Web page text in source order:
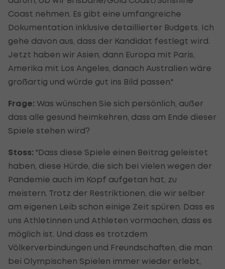
Coast nehmen. Es gibt eine umfangreiche
Dokumentation inklusive detaillierter Budgets. Ich
gehe davon aus, dass der Kandidat festlegt wird.
Jetzt haben wir Asien, dann Europa mit Paris,
Amerika mit Los Angeles, danach Australien wäre
großartig und würde gut ins Bild passen."
Frage: Was wünschen Sie sich persönlich, außer
dass alle gesund heimkehren, dass am Ende dieser
Spiele stehen wird?
Stoss: "Dass diese Spiele einen Beitrag geleistet
haben, diese Hürde, die sich bei vielen wegen der
Pandemie auch im Kopf aufgetan hat, zu
meistern. Trotz der Restriktionen, die wir selber
am eigenen Leib schon einige Zeit spüren. Dass es
uns Athletinnen und Athleten vormachen, dass es
möglich ist. Und dass es trotzdem
Völkerverbindungen und Freundschaften, die man
bei Olympischen Spielen immer wieder erlebt,